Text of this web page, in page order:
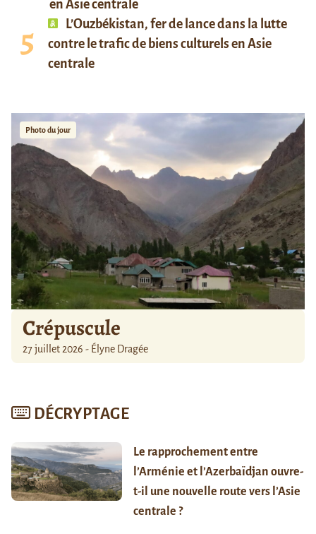
en Asie centrale
L’Ouzbékistan, fer de lance dans la lutte
contre le trafic de biens culturels en Asie
centrale
Photo du jour
Crépuscule
27 juillet 2026 - Élyne Dragée
DÉCRYPTAGE
Le rapprochement entre
l’Arménie et l’Azerbaïdjan ouvre-
t-il une nouvelle route vers l’Asie
centrale ?